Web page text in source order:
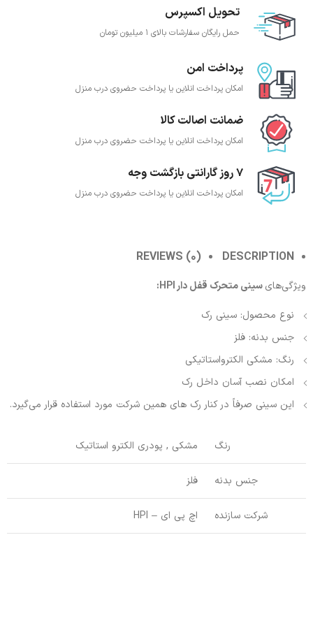
تحویل اکسپرس
حمل رایگان سفارشات بالای 1 میلیون تومان
پرداخت امن
امکان پرداخت انلاین یا پرداخت حضروی درب منزل
ضمانت اصالت کالا
امکان پرداخت انلاین یا پرداخت حضروی درب منزل
7 روز گارانتی بازگشت وجه
امکان پرداخت انلاین یا پرداخت حضروی درب منزل
DESCRIPTION
REVIEWS (0)
ویژگی‌هایسینی متحرک قفل دار HPI:
نوع محصول: سینی رک
جنس بدنه: فلز
رنگ: مشکی الکترواستاتیکی
امکان نصب آسان داخل رک
این سینی صرفاً در کنار رک های همین شرکت مورد استفاده قرار می‌گیرد.
رنگ مشکی , پودری الکترو استاتیک
جنس بدنه فلز
شرکت سازنده اچ پی ای – HPI